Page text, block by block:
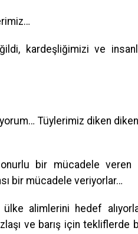
kardeşliğimizi ve
Tüylerimiz diken
bir mücadele veren
bir mücadele veriyorlar…
ülke alimlerini hedef
ve barış için tekliflerde